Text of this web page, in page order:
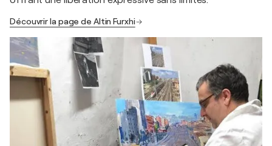
Découvrir la page de Altin Furxhi